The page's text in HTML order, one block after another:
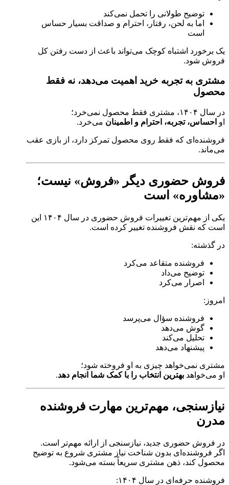
توضیح طولانی را تحمل نمی‌کند
اما به لحن، رفتار، احترام و صداقت بسیار حساس
است
یک برخورد اشتباه کوچک می‌تواند باعث از دست رفتن کل
فروش شود.
مشتری به تجربه خرید اهمیت می‌دهد، نه فقط
محصول
در سال ۱۴۰۴، مشتری فقط محصول نمی‌خرد؛
او احساس، تجربه، احترام و اطمینان می‌خرد.
فروشنده‌ای که فقط روی محصول تمرکز دارد، از بازی عقب
می‌ماند.
فروش حضوری دیگر «فروش» نیست؛
«مشاوره» است
یکی از مهم‌ترین تغییرات فروش حضوری در سال ۱۴۰۴ این
است که نقش فروشنده تغییر کرده است.
در گذشته:
فروشنده متقاعد می‌کرد
توضیح می‌داد
اصرار می‌کرد
امروز:
فروشنده سؤال می‌پرسد
گوش می‌دهد
تحلیل می‌کند
پیشنهاد می‌دهد
مشتری نمی‌خواهد چیزی به او فروخته شود؛
او می‌خواهد بهترین انتخاب را با کمک شما انجام دهد.
نیازسنجی، مهم‌ترین مهارت فروشنده
مدرن
در فروش حضوری جدید، نیازسنجی از ارائه مهم‌تر است.
اگر فروشنده‌ای بدون شناخت نیاز مشتری شروع به توضیح
محصول کند، ذهن مشتری سریعاً بسته می‌شود.
فروشنده حرفه‌ای در سال ۱۴۰۴: